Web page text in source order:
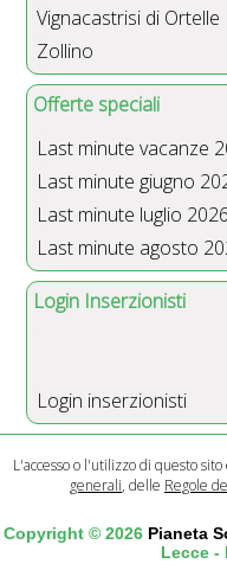
Vignacastrisi di Ortelle
Zollino
Offerte speciali
Last minute vacanze
Last minute giugno
Last minute luglio 2026
Last minute agosto
Login Inserzionisti
Login inserzionisti
L'accesso o l'utilizzo di questo
generali, delle Regole
Copyright © 2026 Pianeta
Lecce -